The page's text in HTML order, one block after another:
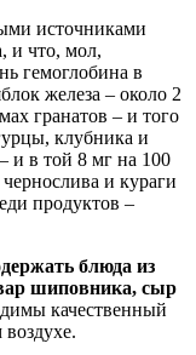
источниками
и что, мол,
гемоглобина в
железа – около 2
гранатов – и того
клубника и
и в той 8 мг на 100
и кураги
продуктов –
блюда из
шиповника, сыр
качественный